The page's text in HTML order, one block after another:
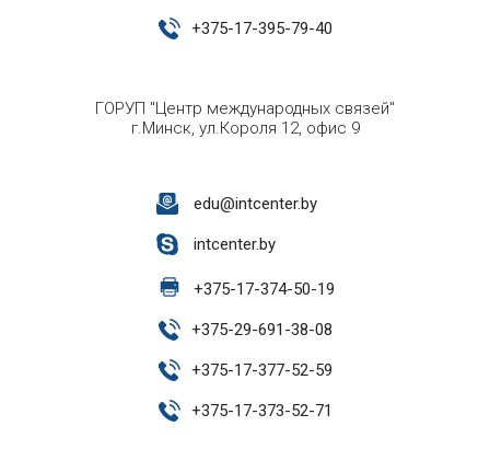
+375-17-395-79-40
ГОРУП "Центр международных связей"
г.Минск, ул.Короля 12, офис 9
edu@intcenter.by
intcenter.by
+375-17-374-50-19
+375-29-691-38-08
+375-17-377-52-59
+375-17-373-52-71